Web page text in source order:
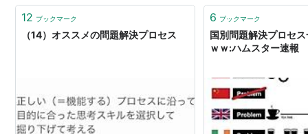
12 ブックマーク
（14）オススメの問題解決プロセス
6 ブックマーク
国別問題解決プロセ
ｗｗ:ハムスター速報